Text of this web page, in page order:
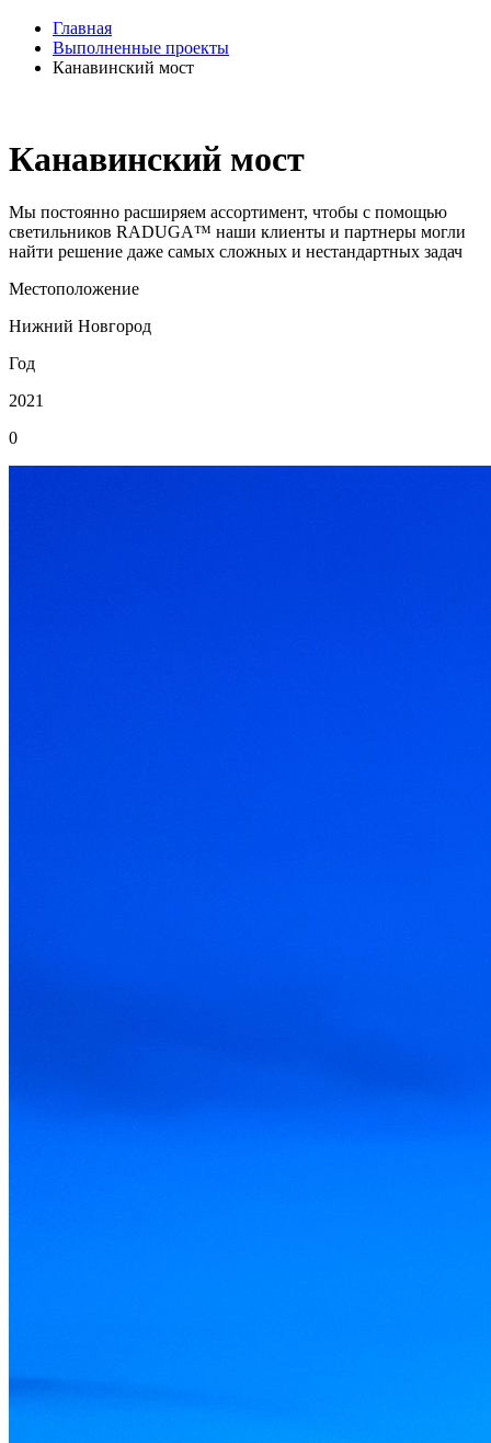
Главная
Выполненные проекты
Канавинский мост
Канавинский мост
Мы постоянно расширяем ассортимент, чтобы с помощью
светильников RADUGA™ наши клиенты и партнеры могли
найти решение даже самых сложных и нестандартных задач
Местоположение
Нижний Новгород
Год
2021
0